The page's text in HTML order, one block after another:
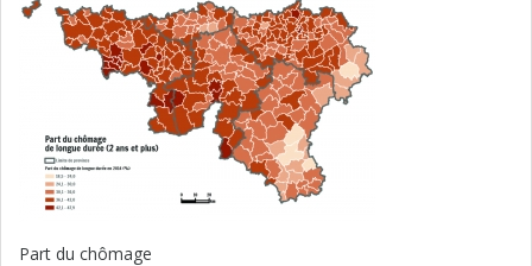
Part du chômage